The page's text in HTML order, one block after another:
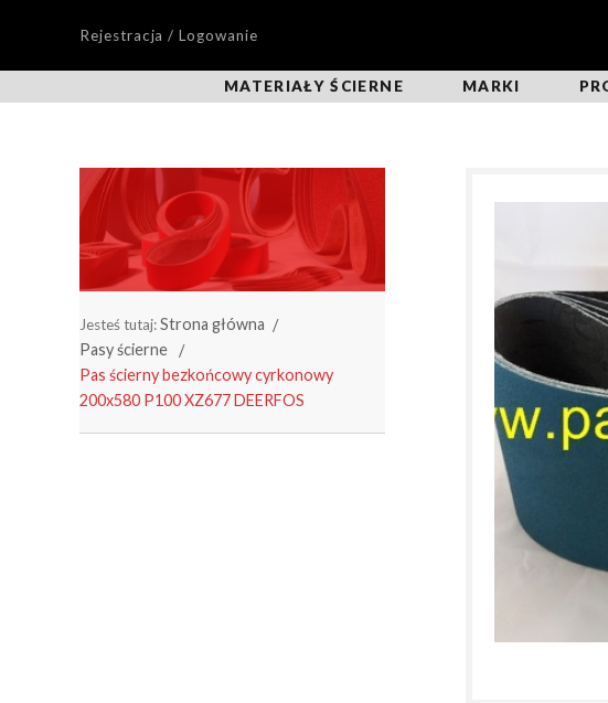
Rejestracja / Logowanie
MATERIAŁY ŚCIERNE MARKI
Jesteś tutaj:Strona główna
Pasy ścierne
Pas ścierny bezkońcowy cyrkonowy
200x580 P100 XZ677 DEERFOS